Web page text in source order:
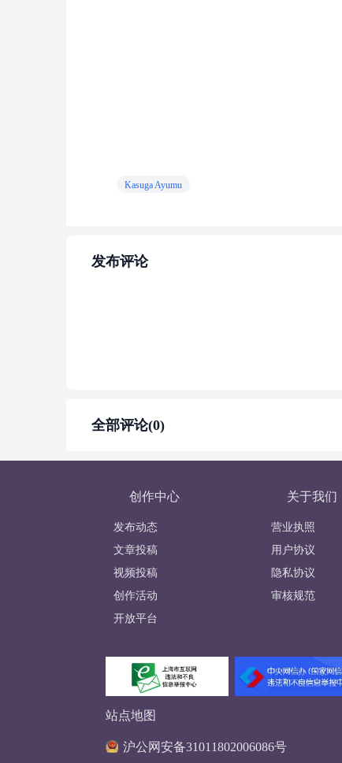
Kasuga Ayumu
发布评论
全部评论(0)
创作中心
发布动态
文章投稿
视频投稿
创作活动
开放平台
关于我们
营业执照
用户协议
隐私协议
审核规范
站点地图
沪公网安备31011802006086号